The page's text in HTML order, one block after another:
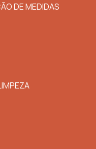
DE MEDIDAS